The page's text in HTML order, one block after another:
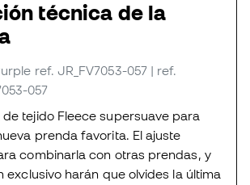
técnica de la
ref. JR_FV7053-057 | ref.
057
tejido Fleece supersuave para
prenda favorita. El ajuste
combinarla con otras prendas, y
exclusivo harán que olvides la última